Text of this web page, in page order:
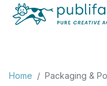
Packaging
Home Packaging &